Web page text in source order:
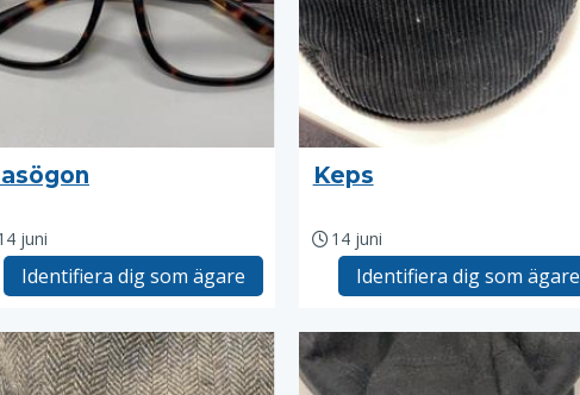
juni
Identifiera dig som ägare
Keps
14 juni
Identifiera dig som ägare